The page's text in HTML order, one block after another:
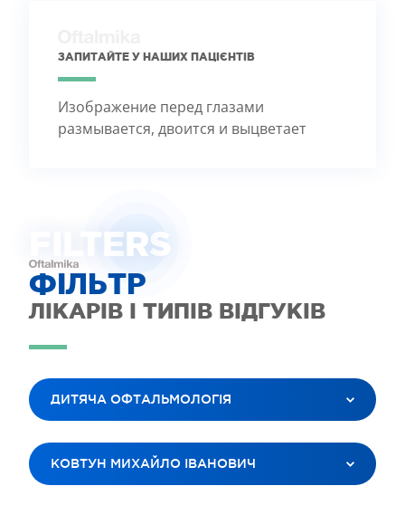
ЗАПИТАЙТЕ У НАШИХ ПАЦІЄНТІВ
Изображение перед глазами
размывается, двоится и выцветает
FILTERS
ФІЛЬТР
ЛІКАРІВ І ТИПІВ ВІДГУКІВ
ДИТЯЧА ОФТАЛЬМОЛОГІЯ
ВСІ ПОСЛУГИ
ЛАЗЕРНА КОРЕКЦІЯ ЗОРУ
КОВТУН МИХАЙЛО ІВАНОВИЧ